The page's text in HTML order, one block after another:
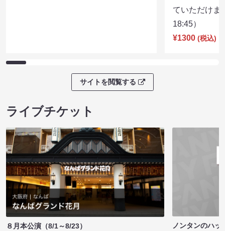
ていただけ
18:45）
¥1300 (税込)
サイトを閲覧する
ライブチケット
８月本公演（8/1～8/23）
ノンタンのハッ